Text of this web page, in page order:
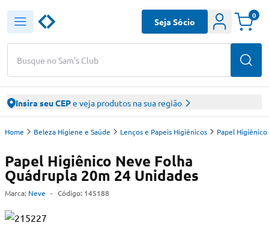
Busque no Sam's Club
Seja Sócio
0
Insira seu CEPe veja produtos na sua região
Home Beleza Higiene e Saúde Lenços e Papeis Higiênicos Papel Higiênico
Papel Higiênico Neve Folha
Quádrupla 20m 24 Unidades
Marca: Neve - Código: 145188